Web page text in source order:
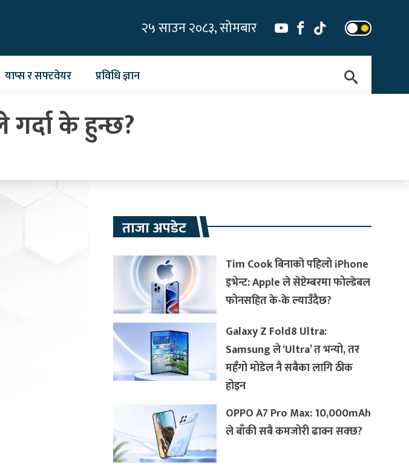
२५ साउन २०८३, सोमबार
याप्स र सफ्टवेयर प्रविधि ज्ञान
के हुन्छ?
ताजा अपडेट
Tim Cook बिनाको पहिलो iPhone
इभेन्ट: Apple ले सेप्टेम्बरमा फोल्डेबल
फोनसहित के-के ल्याउँदैछ?
Galaxy Z Fold8 Ultra:
Samsung ले ‘Ultra’ त भन्यो, तर
महँगो मोडेल नै सबैका लागि ठीक
होइन
OPPO A7 Pro Max: 10,000mAh
ले बाँकी सबै कमजोरी ढाक्न सक्छ?